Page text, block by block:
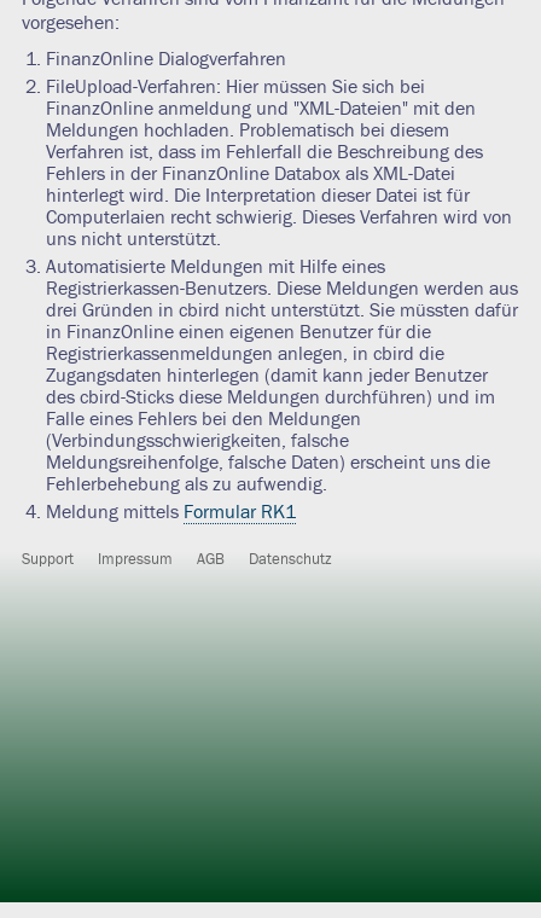
vorgesehen:
FinanzOnline Dialogverfahren
FileUpload-Verfahren: Hier müssen Sie sich bei
FinanzOnline anmeldung und "XML-Dateien" mit den
Meldungen hochladen. Problematisch bei diesem
Verfahren ist, dass im Fehlerfall die Beschreibung des
Fehlers in der FinanzOnline Databox als XML-Datei
hinterlegt wird. Die Interpretation dieser Datei ist für
Computerlaien recht schwierig. Dieses Verfahren wird von
uns nicht unterstützt.
Automatisierte Meldungen mit Hilfe eines
Registrierkassen-Benutzers. Diese Meldungen werden aus
drei Gründen in cbird nicht unterstützt. Sie müssten dafür
in FinanzOnline einen eigenen Benutzer für die
Registrierkassenmeldungen anlegen, in cbird die
Zugangsdaten hinterlegen (damit kann jeder Benutzer
des cbird-Sticks diese Meldungen durchführen) und im
Falle eines Fehlers bei den Meldungen
(Verbindungsschwierigkeiten, falsche
Meldungsreihenfolge, falsche Daten) erscheint uns die
Fehlerbehebung als zu aufwendig.
Meldung mittels Formular RK1
Support Impressum AGB Datenschutz